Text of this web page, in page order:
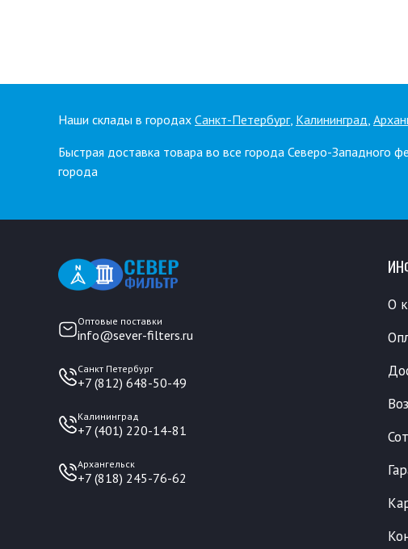
Наши склады в городах Санкт-Петербург, Калининград,
Быстрая доставка товара во все города Северо-Западного
города
Оптовые поставки
info@sever-filters.ru
Санкт Петербург
+7 (812) 648-50-49
Калининград
+7 (401) 220-14-81
Архангельск
+7 (818) 245-76-62
О